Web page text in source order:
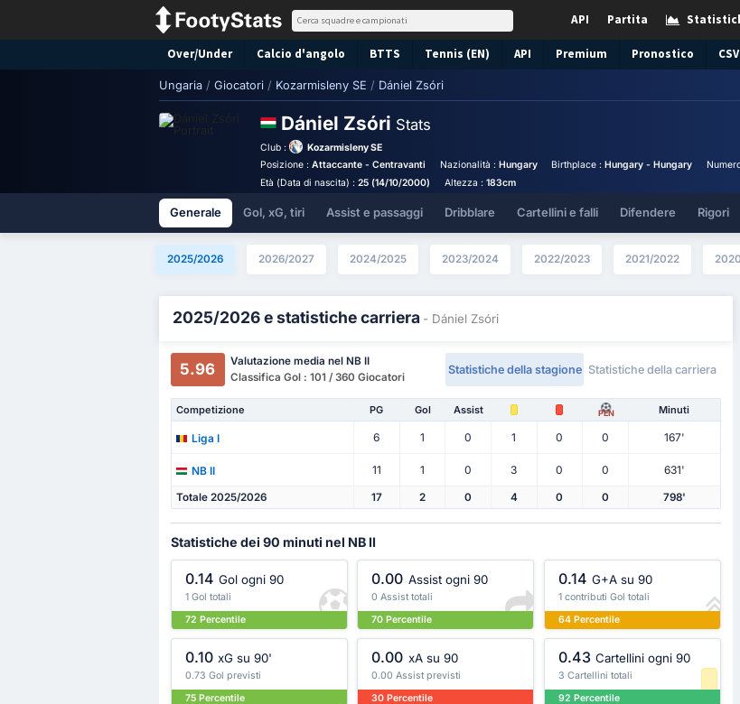
Partita
API
Over/Under Calcio d'angolo BTTS Tennis (EN) API Premium Pronostico CSV
Ungaria / Giocatori / Kozarmisleny SE / Dániel Zsóri
Dániel Zsóri Stats
Club :
Kozarmisleny SE
Posizione :Attaccante - Centravanti Nazionalità : Hungary Birthplace :Hungary - Hungary
Età (Data di nascita) :25 (14/10/2000) Altezza : 183cm
Generale Gol, xG, tiri Assist e passaggi Dribblare Cartellini e falli Difendere Rigori
2025/2026 2026/2027 2024/2025 2023/2024 2022/2023 2021/2022
2025/2026 e statistiche carriera - Dániel Zsóri
5.96
Valutazione media nel NB II
Classifica Gol : 101 / 360 Giocatori
Statistiche della stagione Statistiche della carriera
Competizione PG Gol Assist PEN Minuti
Liga I 6 1 0 1 0 0 167'
NB II 11 1 0 3 0 0 631'
Totale 2025/2026 17 2 0 4 0 0 798'
Statistiche dei 90 minuti nel NB II
0.14 Gol ogni 90
1 Gol totali
72 Percentile
0.00 Assist ogni 90
0 Assist totali
70 Percentile
0.14 G+A su 90
1 contributi Gol totali
64 Percentile
0.10 xG su 90'
0.73 Gol previsti
75 Percentile
0.00 xA su 90
0.00 Assist previsti
30 Percentile
0.43 Cartellini ogni 90
3 Cartellini totali
92 Percentile